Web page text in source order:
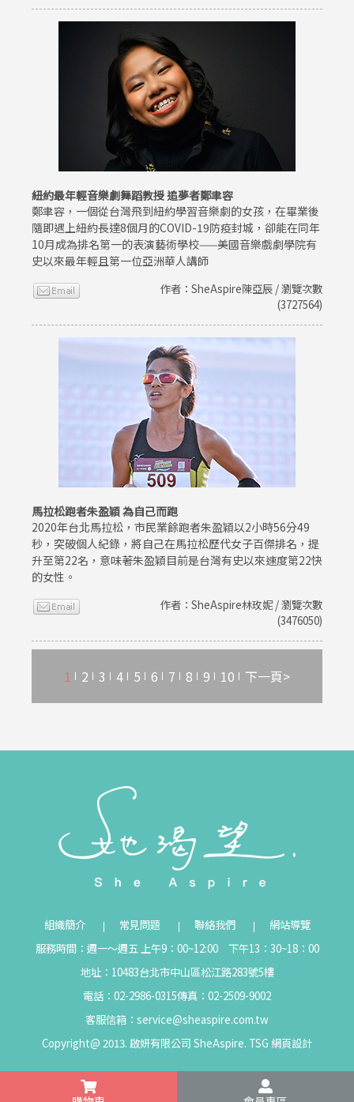
紐約最年輕音樂劇舞蹈教授 追夢者鄭聿容
鄭聿容，一個從台灣飛到紐約學習音樂劇的女孩，在畢業後
隨即遇上紐約長達8個月的COVID-19防疫封城，卻能在同年
10月成為排名第一的表演藝術學校——美國音樂戲劇學院有
史以來最年輕且第一位亞洲華人講師
作者：SheAspire陳亞辰 / 瀏覽次數
(3727564)
馬拉松跑者朱盈穎 為自己而跑
2020年台北馬拉松，市民業餘跑者朱盈穎以2小時56分49
秒，突破個人紀錄，將自己在馬拉松歷代女子百傑排名，提
升至第22名，意味著朱盈穎目前是台灣有史以來速度第22快
的女性。
作者：SheAspire林玫妮 / 瀏覽次數
(3476050)
1 2 3 4 5 6 7 8 9 10 下一頁>
組織簡介 常見問題 聯絡我們
網站導覽
服務時間：週一～週五 上午9：00~12:00 下午13：30~18：00
地址：10483台北市中山區松江路283號5樓
電話：02-2986-0315傳真：02-2509-9002
客服信箱： service@sheaspire.com.tw
Copyright@ 2013. 啟妍有限公司 SheAspire. TSG 網頁設計